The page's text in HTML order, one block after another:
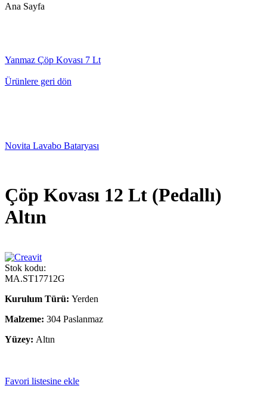
Ana Sayfa
Yanmaz Çöp Kovası 7 Lt
Ürünlere geri dön
Novita Lavabo Bataryası
Çöp Kovası 12 Lt (Pedallı)
Altın
Stok kodu:
MA.ST17712G
Kurulum Türü: Yerden
Malzeme: 304 Paslanmaz
Yüzey: Altın
Favori listesine ekle